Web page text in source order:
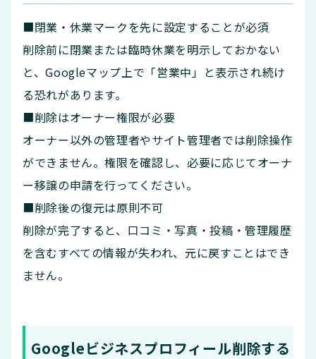
■閉業・休業マークを先に設定することが必須
削除前に閉業または臨時休業を明示しておかない
と、Googleマップ上で「営業中」と表示され続け
る恐れがあります。
■削除はオーナー権限が必要
オーナー以外の管理者やサイト管理者では削除操作
ができません。権限を確認し、必要に応じてオーナ
ー移譲の申請を行ってください。
■削除後の復元は原則不可
削除が完了すると、口コミ・写真・投稿・管理履歴
を含むすべての情報が失われ、元に戻すことはでき
ません。
Googleビジネスプロフィール削除する